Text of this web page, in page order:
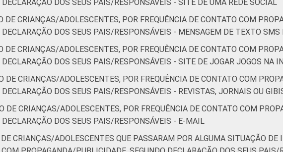
DECLARAÇÃO DOS SEUS PAIS/RESPONSÁVEIS - SITE DE UMA REDE SOCIAL
DE CRIANÇAS/ADOLESCENTES, POR FREQUÊNCIA DE CONTATO COM
DECLARAÇÃO DOS SEUS PAIS/RESPONSÁVEIS - MENSAGEM DE TEXTO SMS
DE CRIANÇAS/ADOLESCENTES, POR FREQUÊNCIA DE CONTATO COM
DECLARAÇÃO DOS SEUS PAIS/RESPONSÁVEIS - SITE DE JOGAR JOGOS NA
DE CRIANÇAS/ADOLESCENTES, POR FREQUÊNCIA DE CONTATO COM
DECLARAÇÃO DOS SEUS PAIS/RESPONSÁVEIS - REVISTAS, JORNAIS OU
DE CRIANÇAS/ADOLESCENTES, POR FREQUÊNCIA DE CONTATO COM
DECLARAÇÃO DOS SEUS PAIS/RESPONSÁVEIS - E-MAIL
CRIANÇAS/ADOLESCENTES QUE PASSARAM POR ALGUMA SITUAÇÃO DE